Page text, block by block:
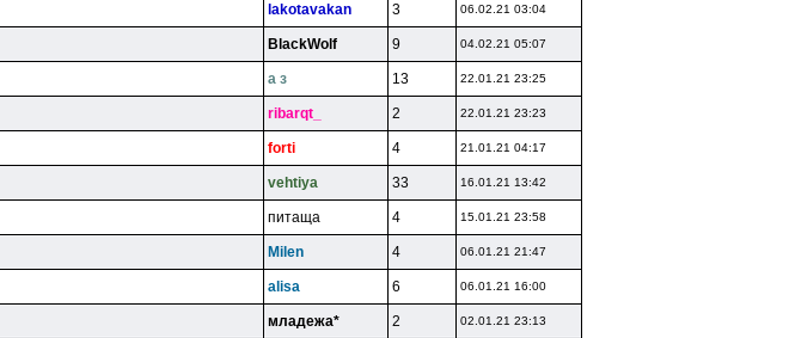
lakotavakan 3 06.02.21 03:04
BlackWolf 9 04.02.21 05:07
a з 13 22.01.21 23:25
ribarqt_ 2 22.01.21 23:23
forti 4 21.01.21 04:17
vehtiya 33 16.01.21 13:42
питaщa 4 15.01.21 23:58
Milen 4 06.01.21 21:47
alisa 6 06.01.21 16:00
млaдeжa* 2 02.01.21 23:13